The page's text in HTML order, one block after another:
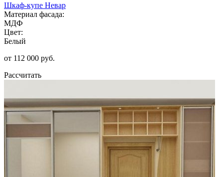
Шкаф-купе Невар
Материал фасада:
МДФ
Цвет:
Белый
от 112 000 руб.
Рассчитать